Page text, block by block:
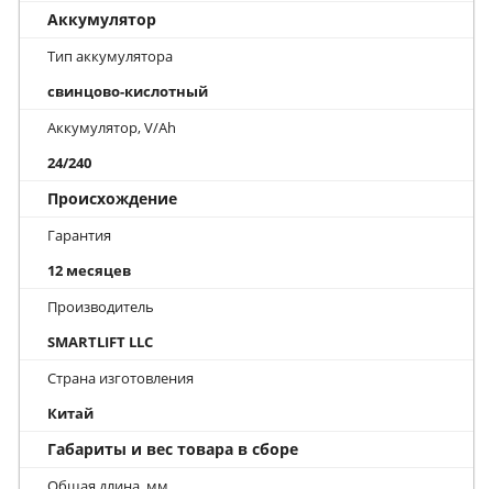
Аккумулятор
Тип аккумулятора
свинцово-кислотный
Аккумулятор, V/Ah
24/240
Происхождение
Гарантия
12 месяцев
Производитель
SMARTLIFT LLC
Страна изготовления
Китай
Габариты и вес товара в сборе